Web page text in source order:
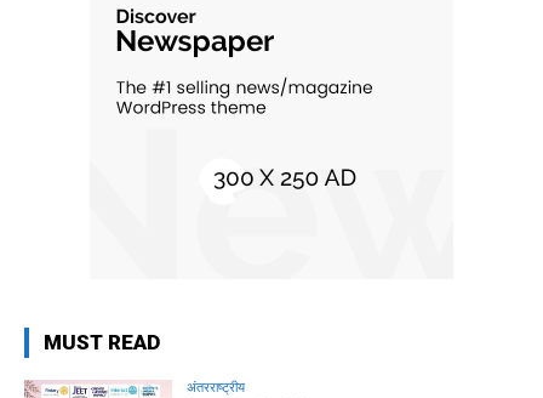
MUST READ
अंतरराष्ट्रीय